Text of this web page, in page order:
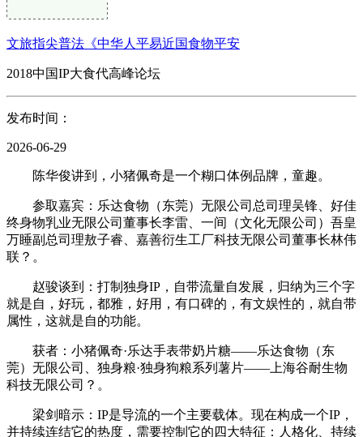
文旅指尖普法《中华人平易近国食物平安
2018中国IP大食代高峰论坛
发布时间：
2026-06-29
陈华俊讲到，小猪佩奇是一个糊口体例品牌，童趣。
参取嘉宾：乐达食物（东莞）无限公司总司理吴锋、好佳
终身物乳业无限公司董事长李雷、一间（文化无限公司）吾皇
万睡副总司理敖子睿、嘉善衍生工厂科技无限公司董事长林伟
联？。
赵骏谈到：打制独身IP，自带流量自发展，归纳为三个字
就是自，好玩，都雅，好用，有口碑的，有文娱性的，就自带
属性，这就是自的功能。
获者：小猪佩奇·乐达手表带奶片糖——乐达食物（东
莞）无限公司、独身粮·独身狗粮系列薯片——上海谷耐生物
科技无限公司？。
梁剑暗示：IP是导流的一个主要载体。现在构成一个IP，
并持续连结它的热度，需要控制它的四大特征：人格化、持续